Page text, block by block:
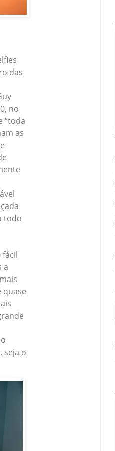
das
no
“toda
as
todo
fácil
a
quase
seja o